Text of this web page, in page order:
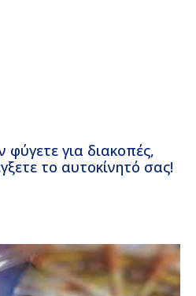
φύγετε για διακοπές,
το αυτοκίνητό σας!